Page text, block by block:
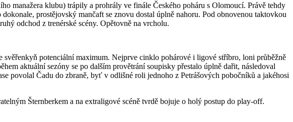
manažera klubu) trápily a prohrály ve finále Českého poháru s Olomoucí. Právě tehdy
prostějovský mančaft se znovu dostal úplně nahoru. Pod obnovenou taktovkou
odchod z trenérské scény. Opětovně na vrcholu.
potenciální maximum. Nejprve cinklo pohárové i ligové stříbro, loni průběžně
aktuální sezóny se po dalším provětrání soupisky přestalo úplně dařit, následoval
povolal Čadu do zbraně, byť v odlišné roli jednoho z Petrášových pobočníků a jakéhosi
Šternberkem a na extraligové scéně tvrdě bojuje o holý postup do play-off.